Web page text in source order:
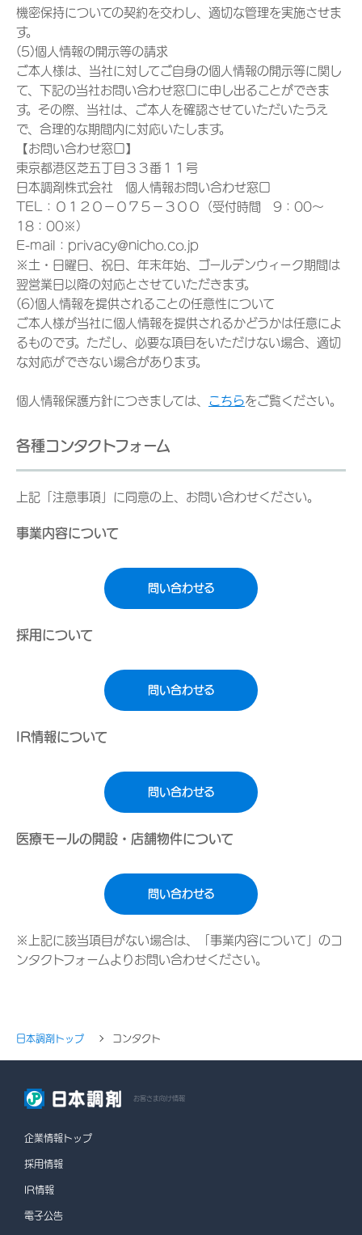
機密保持についての契約を交わし、適切な管理を実施させま
す。
(5)個人情報の開示等の請求
ご本人様は、当社に対してご自身の個人情報の開示等に関し
て、下記の当社お問い合わせ窓口に申し出ることができま
す。その際、当社は、ご本人を確認させていただいたうえ
で、合理的な期間内に対応いたします。
【お問い合わせ窓口】
東京都港区芝五丁目３３番１１号
日本調剤株式会社 個人情報お問い合わせ窓口
TEL：０１２０－０７５－３００（受付時間 9：00～
18：00※）
E-mail：privacy@nicho.co.jp
※土・日曜日、祝日、年末年始、ゴールデンウィーク期間は
翌営業日以降の対応とさせていただきます。
(6)個人情報を提供されることの任意性について
ご本人様が当社に個人情報を提供されるかどうかは任意によ
るものです。ただし、必要な項目をいただけない場合、適切
な対応ができない場合があります。
個人情報保護方針につきましては、 こちらをご覧ください。
各種コンタクトフォーム
上記「注意事項」に同意の上、お問い合わせください。
事業内容について
問い合わせる
採用について
問い合わせる
IR情報について
問い合わせる
医療モールの開設・店舗物件について
問い合わせる
※上記に該当項目がない場合は、「事業内容について」のコ
ンタクトフォームよりお問い合わせください。
日本調剤トップ コンタクト
お客さま向け情報
企業情報トップ
採用情報
IR情報
電子公告